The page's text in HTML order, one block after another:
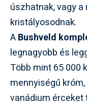
úszhatnak, vagy
kristályosodnak.
ABushveld
legnagyobb és
Több mint 65 000
mennyiségű
vanádium érceket